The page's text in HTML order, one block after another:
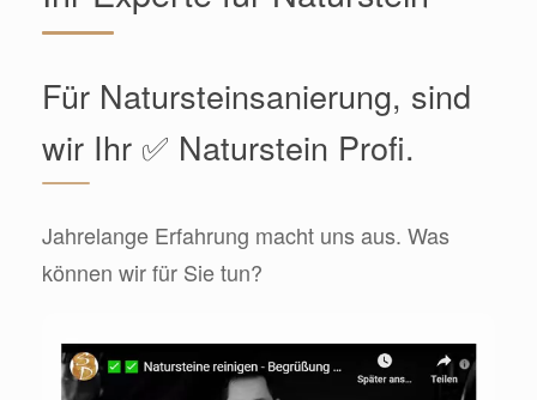
Für Natursteinsanierung, sind
wir Ihr ✅ Naturstein Profi.
Jahrelange Erfahrung macht uns aus. Was
können wir für Sie tun?